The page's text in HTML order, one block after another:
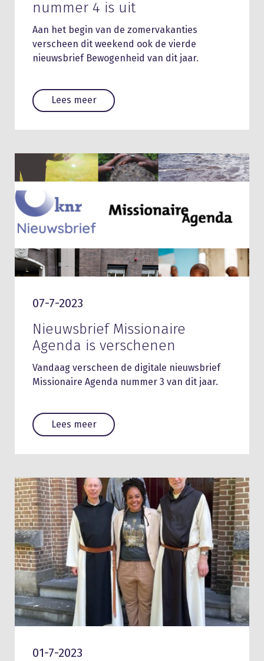
nummer 4 is uit
Aan het begin van de zomervakanties
verscheen dit weekend ook de vierde
nieuwsbrief Bewogenheid van dit jaar.
Lees meer
07-7-2023
Nieuwsbrief Missionaire
Agenda is verschenen
Vandaag verscheen de digitale nieuwsbrief
Missionaire Agenda nummer 3 van dit jaar.
Lees meer
01-7-2023